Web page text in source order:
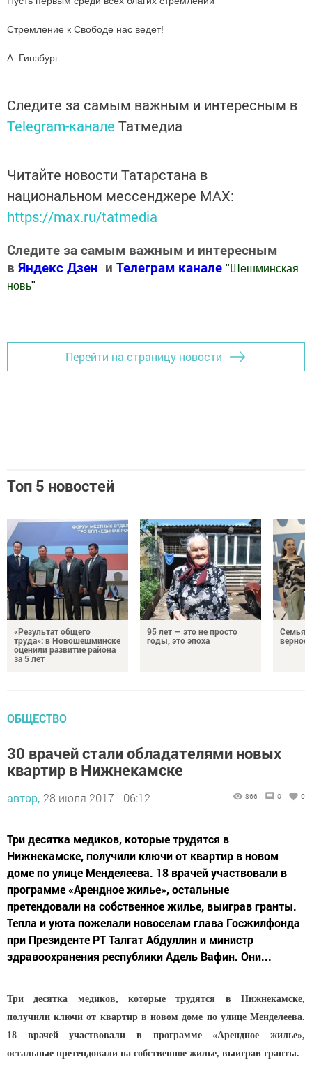
Стремление к Свободе нас ведет!
А. Гинзбург.
Следите за самым важным и интересным в
Telegram-канале Татмедиа
Читайте новости Татарстана в
национальном мессенджере MАХ:
https://max.ru/tatmedia
Следите за самым важным и интересным
в Яндекс Дзен и Телеграм канале " Шешминская
новь"
Перейти на страницу новости
Топ 5 новостей
«Результат общего
труда»: в Новошешминске
оценили развитие района
за 5 лет
95 лет — это не просто
годы, это эпоха
Семья
ОБЩЕСТВО
30 врачей стали обладателями новых
квартир в Нижнекамске
автор, 28 июля 2017 - 06:12 866 0 0
Три десятка медиков, которые трудятся в
Нижнекамске, получили ключи от квартир в новом
доме по улице Менделеева. 18 врачей участвовали в
программе «Арендное жилье», остальные
претендовали на собственное жилье, выиграв гранты.
Тепла и уюта пожелали новоселам глава Госжилфонда
при Президенте РТ Талгат Абдуллин и министр
здравоохранения республики Адель Вафин. Они...
Три десятка медиков, которые трудятся в Нижнекамске,
получили ключи от квартир в новом доме по улице Менделеева.
18 врачей участвовали в программе «Арендное жилье»,
остальные претендовали на собственное жилье, выиграв гранты.